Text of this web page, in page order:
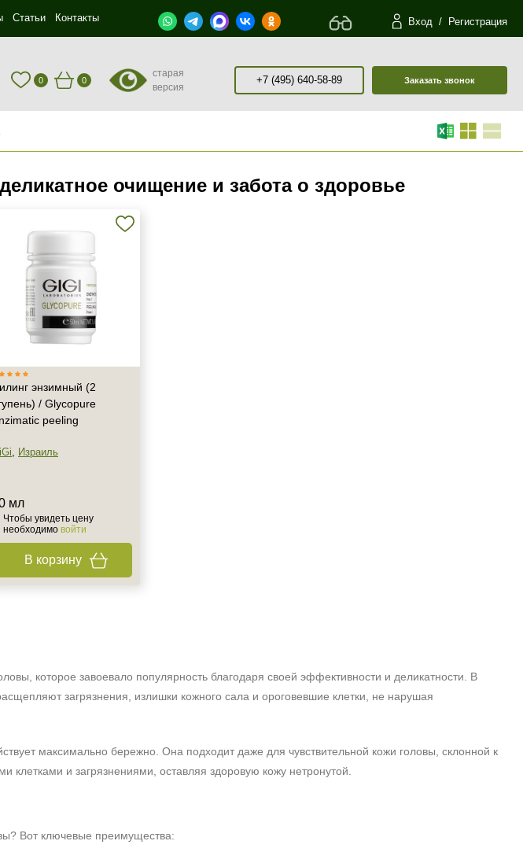
Статьи Контакты Вход / Регистрация
0 0
старая
версия
+7 (495) 640-58-89 Заказать звонок
очищение и забота о здоровье
энзимный (2
/ Glycopure
peeling
, Израиль
мл
Чтобы увидеть цену
необходимо войти
В корзину
которое завоевало популярность благодаря своей эффективности и деликатности. В
загрязнения, излишки кожного сала и ороговевшие клетки, не нарушая
максимально бережно. Она подходит даже для чувствительной кожи головы, склонной к
и загрязнениями, оставляя здоровую кожу нетронутой.
Вот ключевые преимущества: